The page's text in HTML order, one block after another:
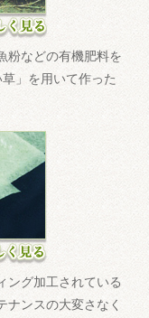
粉などの有機肥料を
」を用いて作った
ング加工されている
ナンスの大変さなく